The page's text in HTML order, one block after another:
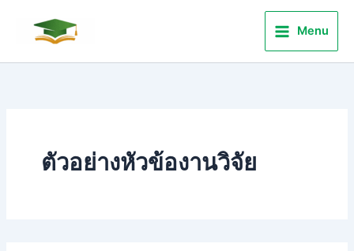
Menu
ตัวอย่างหัวข้องานวิจัย
for: